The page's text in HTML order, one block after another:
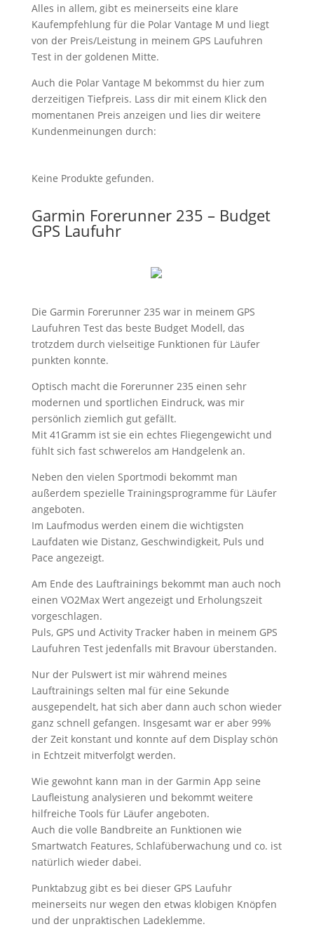
Alles in allem, gibt es meinerseits eine klare
Kaufempfehlung für die Polar Vantage M und liegt
von der Preis/Leistung in meinem GPS Laufuhren
Test in der goldenen Mitte.
Auch die Polar Vantage M bekommst du hier zum
derzeitigen Tiefpreis. Lass dir mit einem Klick den
momentanen Preis anzeigen und lies dir weitere
Kundenmeinungen durch:
Keine Produkte gefunden.
Garmin Forerunner 235 – Budget
GPS Laufuhr
Die Garmin Forerunner 235 war in meinem GPS
Laufuhren Test das beste Budget Modell, das
trotzdem durch vielseitige Funktionen für Läufer
punkten konnte.
Optisch macht die Forerunner 235 einen sehr
modernen und sportlichen Eindruck, was mir
persönlich ziemlich gut gefällt.
Mit 41Gramm ist sie ein echtes Fliegengewicht und
fühlt sich fast schwerelos am Handgelenk an.
Neben den vielen Sportmodi bekommt man
außerdem spezielle Trainingsprogramme für Läufer
angeboten.
Im Laufmodus werden einem die wichtigsten
Laufdaten wie Distanz, Geschwindigkeit, Puls und
Pace angezeigt.
Am Ende des Lauftrainings bekommt man auch noch
einen VO2Max Wert angezeigt und Erholungszeit
vorgeschlagen.
Puls, GPS und Activity Tracker haben in meinem GPS
Laufuhren Test jedenfalls mit Bravour überstanden.
Nur der Pulswert ist mir während meines
Lauftrainings selten mal für eine Sekunde
ausgependelt, hat sich aber dann auch schon wieder
ganz schnell gefangen. Insgesamt war er aber 99%
der Zeit konstant und konnte auf dem Display schön
in Echtzeit mitverfolgt werden.
Wie gewohnt kann man in der Garmin App seine
Laufleistung analysieren und bekommt weitere
hilfreiche Tools für Läufer angeboten.
Auch die volle Bandbreite an Funktionen wie
Smartwatch Features, Schlafüberwachung und co. ist
natürlich wieder dabei.
Punktabzug gibt es bei dieser GPS Laufuhr
meinerseits nur wegen den etwas klobigen Knöpfen
und der unpraktischen Ladeklemme.